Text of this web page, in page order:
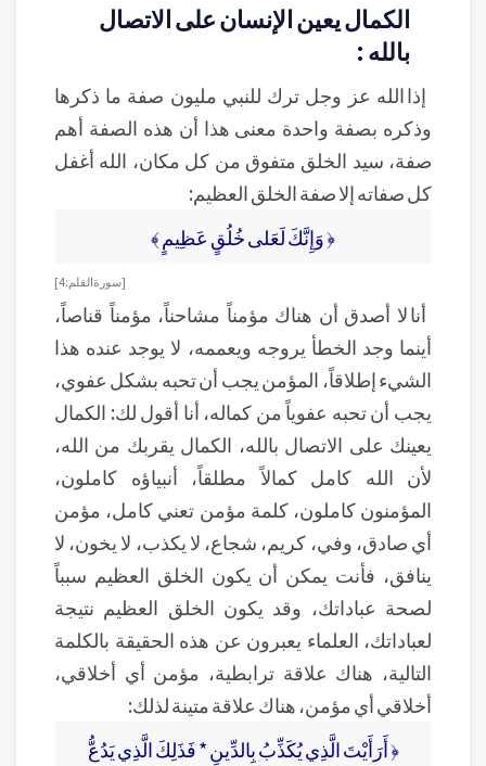
الكمال يعين الإنسان على الاتصال
بالله :
إذا الله عز وجل ترك للنبي مليون صفة ما ذكرها
وذكره بصفة واحدة معنى هذا أن هذه الصفة أهم
صفة، سيد الخلق متفوق من كل مكان، الله أغفل
كل صفاته إلا صفة الخلق العظيم:
﴿ وَإِنَّكَ لَعَلى خُلُقٍ عَظِيمٍ ﴾
[ سورة القلم: 4 ]
أنا لا أصدق أن هناك مؤمناً مشاحناً، مؤمناً قناصاً،
أينما وجد الخطأ يروجه ويعممه، لا يوجد عنده هذا
الشيء إطلاقاً، المؤمن يجب أن تحبه بشكل عفوي،
يجب أن تحبه عفوياً من كماله، أنا أقول لك: الكمال
يعينك على الاتصال بالله، الكمال يقربك من الله،
لأن الله كامل كمالاً مطلقاً، أنبياؤه كاملون،
المؤمنون كاملون، كلمة مؤمن تعني كامل، مؤمن
أي صادق، وفي، كريم، شجاع، لا يكذب، لا يخون، لا
ينافق، فأنت يمكن أن يكون الخلق العظيم سبباً
لصحة عباداتك، وقد يكون الخلق العظيم نتيجة
لعباداتك، العلماء يعبرون عن هذه الحقيقة بالكلمة
التالية، هناك علاقة ترابطية، مؤمن أي أخلاقي،
أخلاقي أي مؤمن، هناك علاقة متينة لذلك:
﴿ أَرَأَيْتَ الَّذِي يُكَذِّبُ بِالدِّينِ * فَذَلِكَ الَّذِي يَدُعُّ